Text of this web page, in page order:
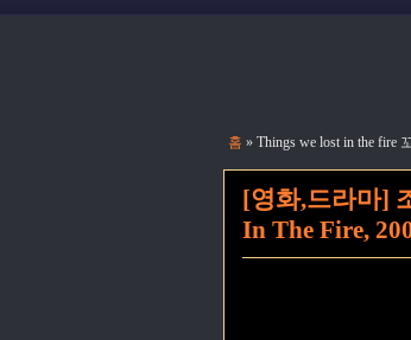
홈 » Things we lost in the fire
[영화,드라마]
In The Fire,